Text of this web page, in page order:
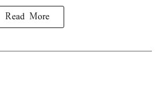
Read More